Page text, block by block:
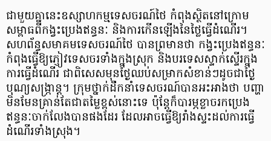
ជាមួយគ្នានេះឧស្សាហកម្មទេសចរណ៍ថៃ កំពុងស្ថិតនៅក្រោម
សម្ពាធពីកង្វះប្រេងឥន្ធនៈ និងការកើនឡើងនៃថ្លៃធ្វើដំណើរ។
សហព័ន្ធសមាគមទេសចរណ៍ថៃ បានព្រមានថា កង្វះប្រេង​ឥន្ធនៈ​
កំពុងធ្វើឱ្យភ្ញៀវទេសចរទាំងក្នុងស្រុក និងបរទេសស្ទាក់ស្ទើរក្នុង
ការធ្វើដំណើរ ជាពិសេសមុនថ្ងៃឈប់សម្រាកសំខាន់ៗដូចជាថ្ងៃ
បុណ្យសង្ក្រាន្ត។ ក្រុមថ្នាក់ដឹកនាំទេសចរណ៍បានអះអាងថា ​បញ្ហា
មិនមែនគ្រាន់តែជាតម្លៃខ្ពស់នោះទេ ប៉ុន្តែក៏បារម្ភខ្លាចរកប្រេង
ឥន្ធនៈចាក់លែងបានផងដែរ ដែលអាចធ្វើឱ្យរាំងស្ទះដល់ការធ្វើ
ដំណើរទាំងស្រុង។